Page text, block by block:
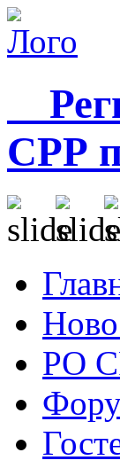
СРР
РО